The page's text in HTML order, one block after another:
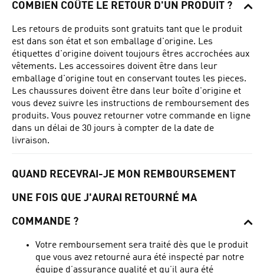
COMBIEN COÛTE LE RETOUR D'UN PRODUIT ?
Les retours de produits sont gratuits tant que le produit
est dans son état et son emballage d'origine. Les
étiquettes d'origine doivent toujours êtres accrochées aux
vêtements. Les accessoires doivent être dans leur
emballage d'origine tout en conservant toutes les pieces.
Les chaussures doivent être dans leur boîte d'origine et
vous devez suivre les instructions de remboursement des
produits. Vous pouvez retourner votre commande en ligne
dans un délai de 30 jours à compter de la date de
livraison.
QUAND RECEVRAI-JE MON REMBOURSEMENT
UNE FOIS QUE J'AURAI RETOURNÉ MA
COMMANDE ?
Votre remboursement sera traité dès que le produit
que vous avez retourné aura été inspecté par notre
équipe d’assurance qualité et qu’il aura été